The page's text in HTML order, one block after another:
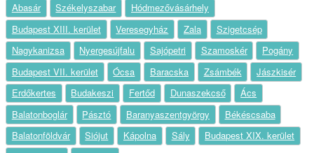
Abasár
Székelyszabar
Hódmezővásárhely
Budapest XIII. kerület
Veresegyház Zala
Szigetcsép
Nagykanizsa
Nyergesújfalu Sajópetri Szamoskér
Pogány
Budapest VII. kerület
Ócsa Baracska Zsámbék
Jászkisér
Erdőkertes
Budakeszi Fertőd Dunaszekcső
Ács
Balatonboglár
Pásztó Baranyaszentgyörgy
Békéscsaba
Balatonföldvár
Siójut Kápolna Sály
Budapest XIX. kerület